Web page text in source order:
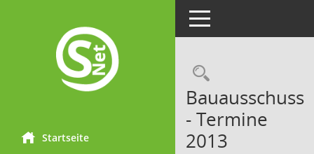
Startseite
Toggle navigation
Bauausschuss
- Termine
2013